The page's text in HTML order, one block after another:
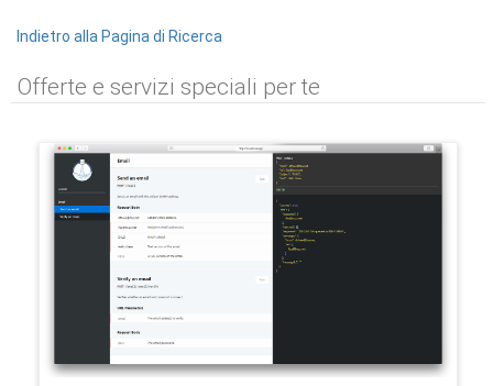
Indietro alla Pagina di Ricerca
Offerte e servizi speciali per te